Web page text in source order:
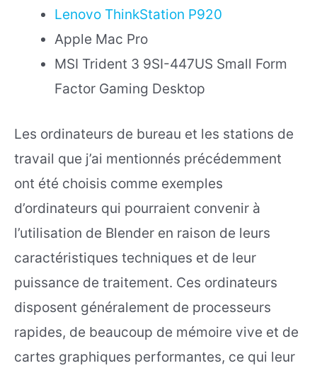
Lenovo ThinkStation P920
Apple Mac Pro
MSI Trident 3 9SI-447US Small Form
Factor Gaming Desktop
Les ordinateurs de bureau et les stations de
travail que j’ai mentionnés précédemment
ont été choisis comme exemples
d’ordinateurs qui pourraient convenir à
l’utilisation de Blender en raison de leurs
caractéristiques techniques et de leur
puissance de traitement. Ces ordinateurs
disposent généralement de processeurs
rapides, de beaucoup de mémoire vive et de
cartes graphiques performantes, ce qui leur